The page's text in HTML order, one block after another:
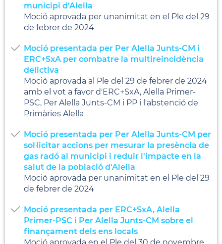
municipi d'Alella
Moció aprovada per unanimitat en el Ple del 29
de febrer de 2024
Moció presentada per Per Alella Junts-CM i
ERC+SxA per combatre la multireincidència
delictiva
Moció aprovada al Ple del 29 de febrer de 2024
amb el vot a favor d'ERC+SxA, Alella Primer-
PSC, Per Alella Junts-CM i PP i l'abstenció de
Primàries Alella
Moció presentada per Per Alella Junts-CM per
sol·licitar accions per mesurar la presència de
gas radó al municipi i reduir l'impacte en la
salut de la població d'Alella
Moció aprovada per unanimitat en el Ple del 29
de febrer de 2024
Moció presentada per ERC+SxA, Alella
Primer-PSC i Per Alella Junts-CM sobre el
finançament dels ens locals